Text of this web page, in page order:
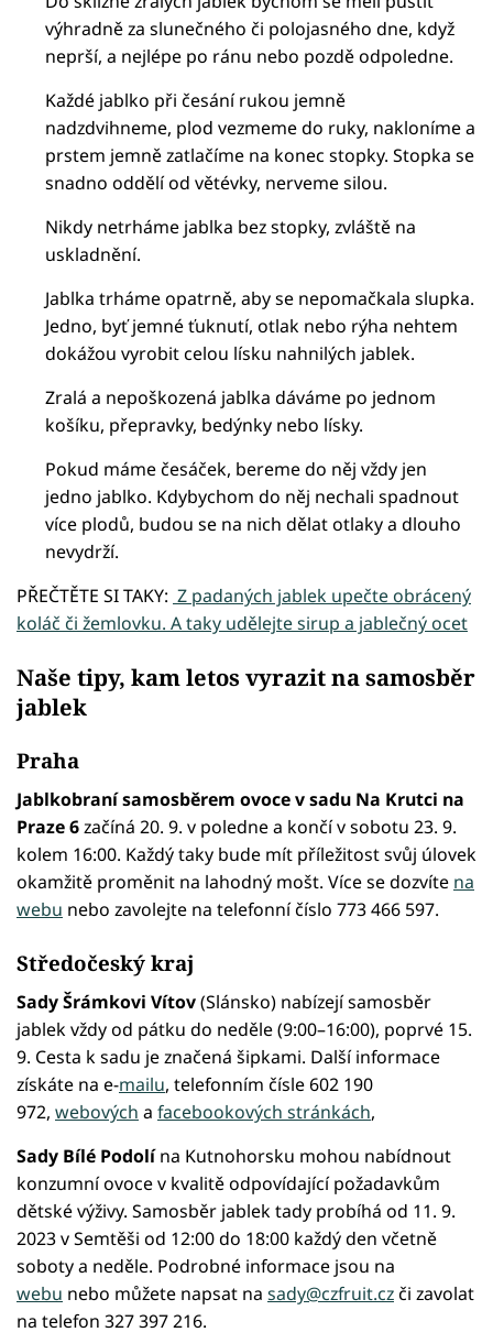
výhradně za slunečného či polojasného dne, když
neprší, a nejlépe po ránu nebo pozdě odpoledne.
Každé jablko při česání rukou jemně
nadzdvihneme, plod vezmeme do ruky, nakloníme a
prstem jemně zatlačíme na konec stopky. Stopka se
snadno oddělí od větévky, nerveme silou.
Nikdy netrháme jablka bez stopky, zvláště na
uskladnění.
Jablka trháme opatrně, aby se nepomačkala slupka.
Jedno, byť jemné ťuknutí, otlak nebo rýha nehtem
dokážou vyrobit celou lísku nahnilých jablek.
Zralá a nepoškozená jablka dáváme po jednom
košíku, přepravky, bedýnky nebo lísky.
Pokud máme česáček, bereme do něj vždy jen
jedno jablko. Kdybychom do něj nechali spadnout
více plodů, budou se na nich dělat otlaky a dlouho
nevydrží.
PŘEČTĚTE SI TAKY: Z padaných jablek upečte obrácený
koláč či žemlovku. A taky udělejte sirup a jablečný ocet
Naše tipy, kam letos vyrazit na samosběr
jablek
Praha
Jablkobraní samosběrem ovoce v sadu Na Krutci na
Praze 6začíná 20. 9. v poledne a končí v sobotu 23. 9.
kolem 16:00. Každý taky bude mít příležitost svůj úlovek
okamžitě proměnit na lahodný mošt. Více se dozvíte na
webu nebo zavolejte na telefonní číslo 773 466 597.
Středočeský kraj
Sady Šrámkovi Vítov(Slánsko) nabízejí samosběr
jablek vždy od pátku do neděle (9:00–16:00), poprvé 15.
9. Cesta k sadu je značená šipkami. Další informace
získáte na e-mailu, telefonním čísle 602 190
972, webových a facebookových stránkách,
Sady Bílé Podolína Kutnohorsku mohou nabídnout
konzumní ovoce v kvalitě odpovídající požadavkům
dětské výživy. Samosběr jablek tady probíhá od 11. 9.
2023 v Semtěši od 12:00 do 18:00 každý den včetně
soboty a neděle. Podrobné informace jsou na
webu nebo můžete napsat na sady@czfruit.czči zavolat
na telefon 327 397 216.